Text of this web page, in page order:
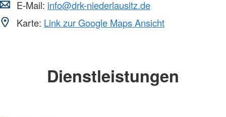
E-Mail: info@drk-niederlausitz.de
Karte: Link zur Google Maps Ansicht
Dienstleistungen